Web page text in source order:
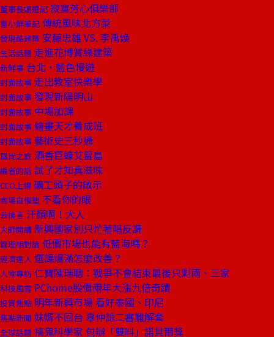
董事長嬉遊記 寂寞芳心俱樂部
嘗小鮮筆記 傳統風味北方菜
發現酷建築 安藤忠雄 VS. 李禹煥
生活話題 走進花博賞綠建築
新鮮事 台北‧藍色慢遊
封面故事 走出教室快樂學
封面故事 發現新陽明山
封面故事 中場加課
封面故事 繪畫天才養成班
封面故事 藝術史三秒通
風尚之旅 酒香巨蠔艾雷島
編者的話 試了才知真滋味
CEO上線 礦工頭子的啟示
商場自慢塾 不看你的眼
去梯言 汗顏啊！大人
大師開講 新興國家別只忙著唱反調
管理相對論 低價市場也能有藍海嗎？
經濟達人 選課爆滿怎麼改善？
人物專訪 仁寶陳瑞聰：戰爭不會結束最後只剩兩、三家
科技風雲 PChome股價兩年大漲九倍奇蹟
投資焦點 明年新興市場 看好泰國、印尼
焦點新聞 妹婿不回台 辜仲諒二審難解套
全球話題 搞鬼科學家 包辦「雙料」諾貝爾獎